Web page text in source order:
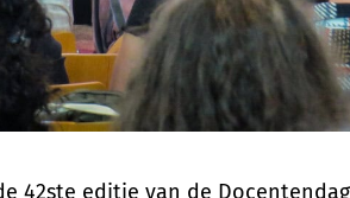
42ste editie van de